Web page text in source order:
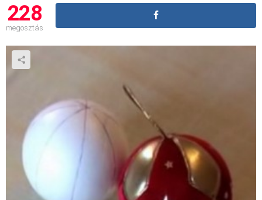
228
megosztás